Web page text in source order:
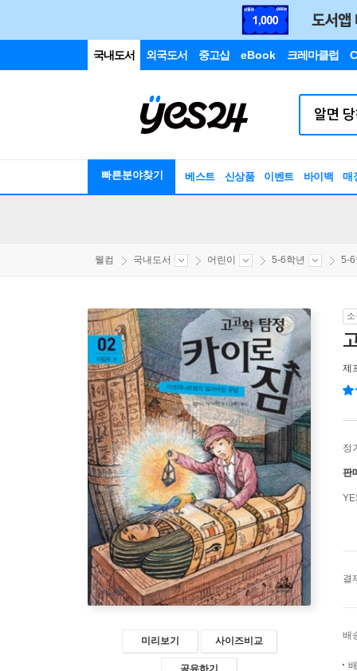
국내도서 외국도서 중고샵 eBook 크레마클럽
빠른분야찾기 베스트 신상품 이벤트 바이백 매
웰컴 국내도서 어린이 5-6학년 5-6
미리보기 사이즈비교
공유하기
제
정
판
결
배